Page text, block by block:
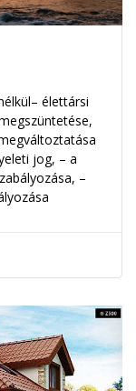
élettársi
jog, – a
–